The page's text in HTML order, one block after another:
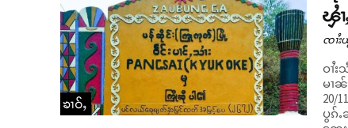
ၶၢဝ်ႇ
ၾၢႆ
ၸၢႆး
ဝၢႆ
မၢၼ်
20/
ပွၵ်